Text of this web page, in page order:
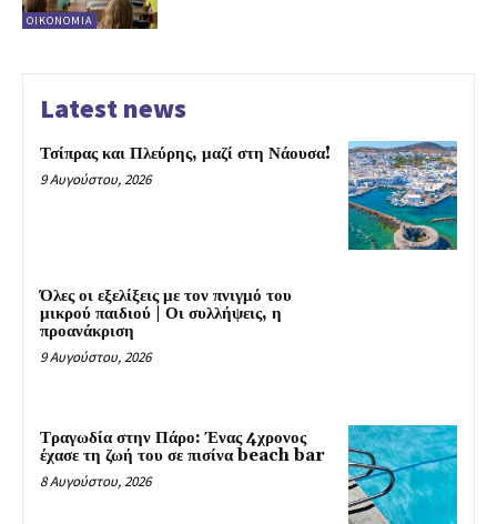
ΟΙΚΟΝΟΜΊΑ
Latest news
Τσίπρας και Πλεύρης, μαζί στη Νάουσα!
9 Αυγούστου, 2026
Όλες οι εξελίξεις με τον πνιγμό του
μικρού παιδιού | Οι συλλήψεις, η
προανάκριση
9 Αυγούστου, 2026
Τραγωδία στην Πάρο: Ένας 4χρονος
έχασε τη ζωή του σε πισίνα beach bar
8 Αυγούστου, 2026